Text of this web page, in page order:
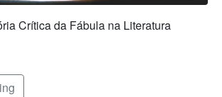
Crítica da Fábula na Literatura